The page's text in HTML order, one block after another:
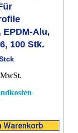
EPDM-Alu,
100 Stk.
Warenkorb